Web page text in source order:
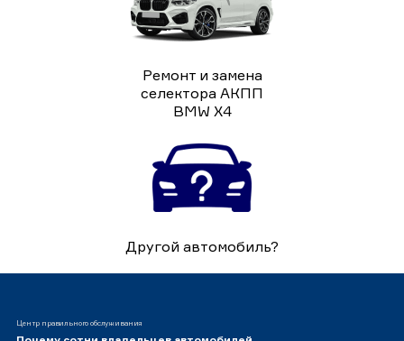
Ремонт и замена
селектора АКПП
BMW X4
Другой автомобиль?
Центр правильного обслуживания